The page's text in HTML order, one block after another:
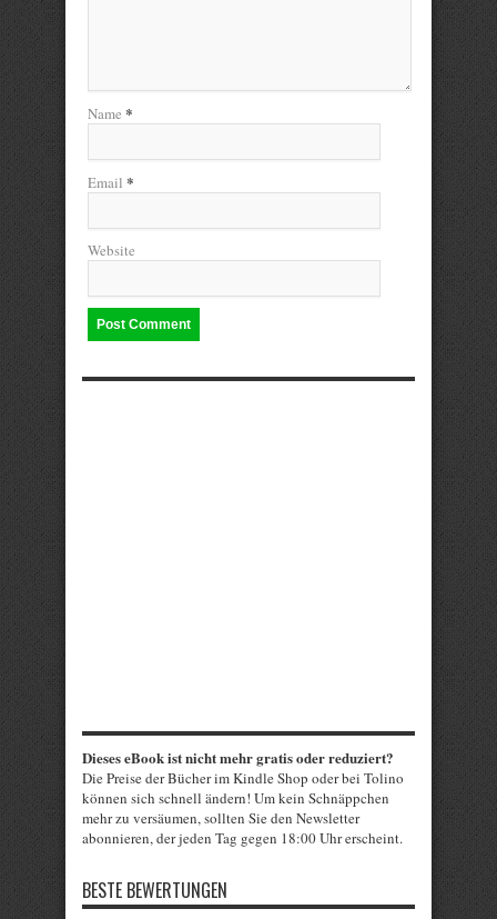
Name *
Email *
Website
Dieses eBook ist nicht mehr gratis oder reduziert?
Die Preise der Bücher im Kindle Shop oder bei Tolino
können sich schnell ändern! Um kein Schnäppchen
mehr zu versäumen, sollten Sie den Newsletter
abonnieren, der jeden Tag gegen 18:00 Uhr erscheint.
BESTE BEWERTUNGEN